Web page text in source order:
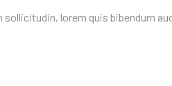
lorem quis bibendum